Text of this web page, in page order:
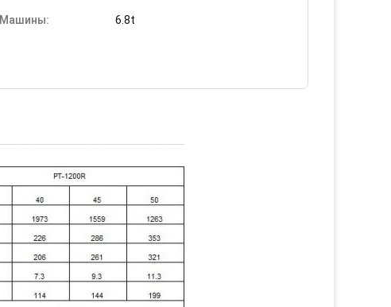
Машины: 6.8t